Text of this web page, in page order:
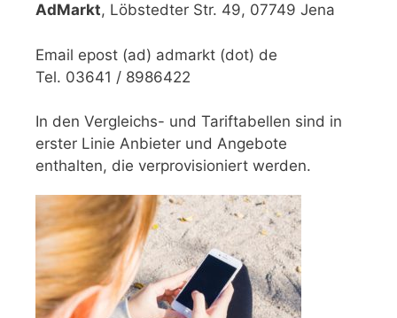
AdMarkt, Löbstedter Str. 49, 07749 Jena
Email epost (ad) admarkt (dot) de
Tel. 03641 / 8986422
In den Vergleichs- und Tariftabellen sind in
erster Linie Anbieter und Angebote
enthalten, die verprovisioniert werden.